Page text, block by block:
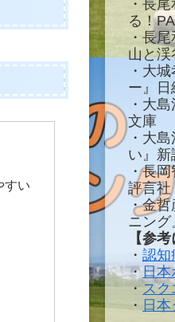
すい
・長
る！
・長
山と渓
・大
ー』日
・大
文庫
・大
い』新
・長
評言社
・金
ニング
【参
・ 認知
・日
・スク
・ 日